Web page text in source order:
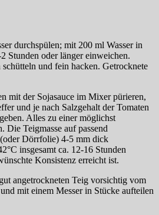
durchspülen; mit 200 ml Wasser in
Stunden oder länger einweichen.
und fein hacken. Getrocknete
mit der Sojasauce im Mixer pürieren,
und je nach Salzgehalt der Tomaten
Alles zu einer möglichst
Die Teigmasse auf passend
Dörrfolie) 4-5 mm dick
insgesamt ca. 12-16 Stunden
Konsistenz erreicht ist.
angetrockneten Teig vorsichtig vom
mit einem Messer in Stücke aufteilen